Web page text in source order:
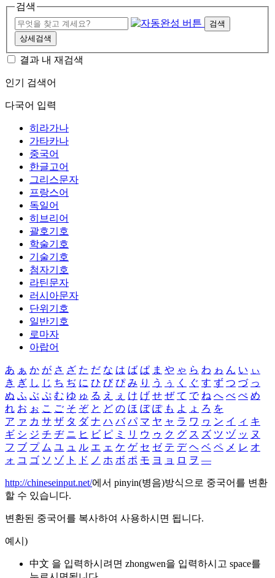
검색
검색
상세검색
결과 내 재검색
인기 검색어
다국어 입력
히라가나
가타카나
중국어
한글고어
그리스문자
프랑스어
독일어
히브리어
괄호기호
학술기호
기술기호
첨자기호
라틴문자
러시아문자
단위기호
일반기호
로마자
아랍어
あ ぁ か が さ ざ た だ な は ば ぱ ま や ゃ ら わ ゎ ん い ぃ
き ぎ し じ ち ぢ に ひ び ぴ み り う ぅ く ぐ す ず つ づ っ
ぬ ふ ぶ ぷ む ゆ ゅ る え ぇ け げ せ ぜ て で ね へ べ ぺ め
れ お ぉ こ ご そ ぞ と ど の ほ ぼ ぽ も よ ょ ろ を
ア ァ カ サ ザ タ ダ ナ ハ バ パ マ ヤ ャ ラ ワ ヮ ン イ ィ キ
ギ シ ジ チ ヂ ニ ヒ ビ ピ ミ リ ウ ゥ ク グ ス ズ ツ ヅ ッ ヌ
フ ブ プ ム ユ ュ ル エ ェ ケ ゲ セ ゼ テ デ ヘ ベ ペ メ レ オ
ォ コ ゴ ソ ゾ ト ド ノ ホ ボ ポ モ ヨ ョ ロ ヲ ―
http://chineseinput.net/에서 pinyin(병음)방식으로 중국어를 변환
할 수 있습니다.
변환된 중국어를 복사하여 사용하시면 됩니다.
예시)
中文 을 입력하시려면 zhongwen을 입력하시고 space를